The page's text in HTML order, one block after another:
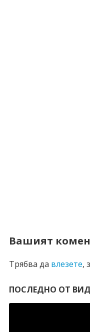
Вашият
Трябва да влезете,
ПОСЛЕДНО ОТ